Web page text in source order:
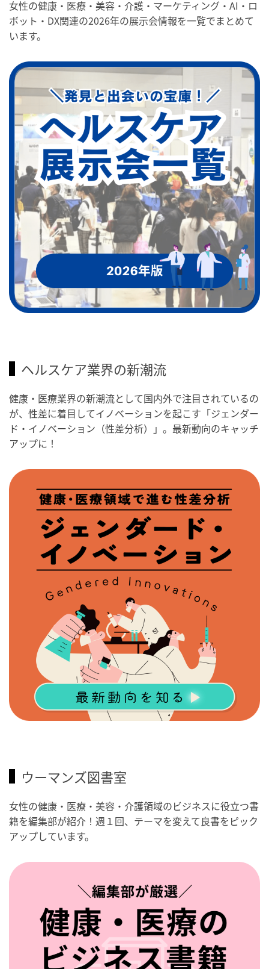
女性の健康・医療・美容・介護・マーケティング・AI・ロ
ボット・DX関連の2026年の展示会情報を一覧でまとめて
います。
ヘルスケア業界の新潮流
健康・医療業界の新潮流として国内外で注目されているの
が、性差に着目してイノベーションを起こす「ジェンダー
ド・イノベーション（性差分析）」。最新動向のキャッチ
アップに！
ウーマンズ図書室
女性の健康・医療・美容・介護領域のビジネスに役立つ書
籍を編集部が紹介！週１回、テーマを変えて良書をピック
アップしています。